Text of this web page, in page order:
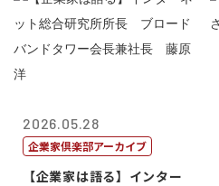
2026.05.28
企業家倶楽部アーカイブ
【企業家は語る】インター